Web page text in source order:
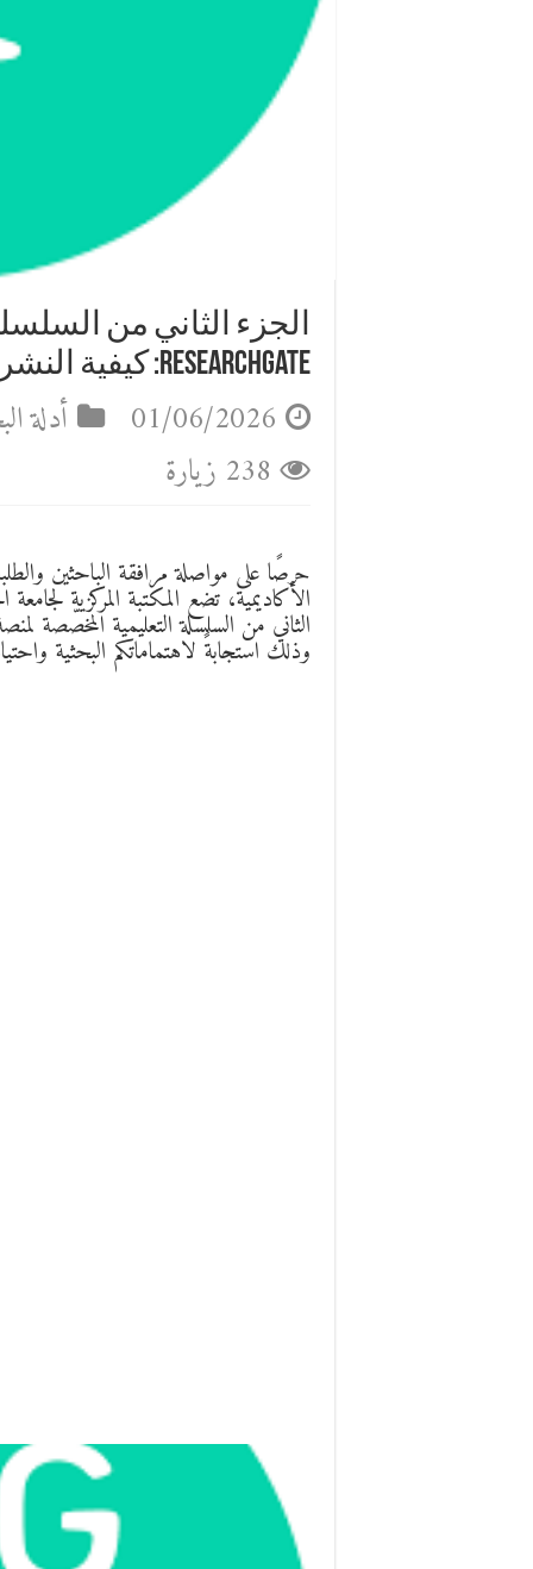
الجزء الثاني من
ResearchGate: كيفية النشر وتثمين الأبحاث العلمية
01/06/2026 أدلة
238 زيارة
حرصًا على مواصلة مرافقة الباحثين
وذلك استجابةً لاهتماماتكم البحثية